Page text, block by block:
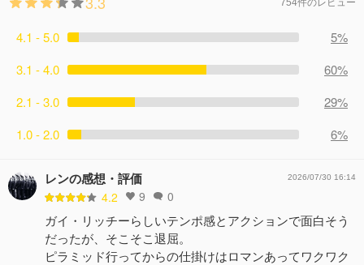
754件のレビュー
4.1 - 5.0
5%
3.1 - 4.0
60%
2.1 - 3.0
29%
1.0 - 2.0
6%
レンの感想・評価
4.2 9 0
2026/07/30 16:14
ガイ・リッチーらしいテンポ感とアクションで面白そう
だったが、そこそこ退屈。
ピラミッド行ってからの仕掛けはロマンあってワクワク